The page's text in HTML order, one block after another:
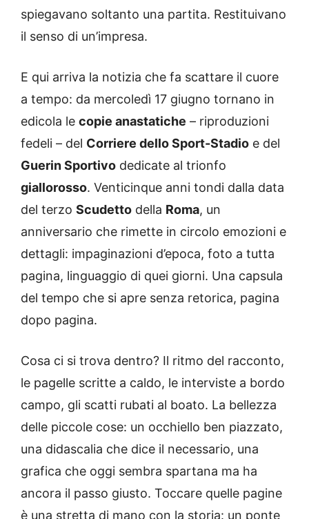
spiegavano soltanto una partita. Restituivano
il senso di un’impresa.
E qui arriva la notizia che fa scattare il cuore
a tempo: da mercoledì 17 giugno tornano in
edicola le copie anastatiche – riproduzioni
fedeli – del Corriere dello Sport-Stadio e del
Guerin Sportivo dedicate al trionfo
giallorosso. Venticinque anni tondi dalla data
del terzo Scudetto della Roma, un
anniversario che rimette in circolo emozioni e
dettagli: impaginazioni d’epoca, foto a tutta
pagina, linguaggio di quei giorni. Una capsula
del tempo che si apre senza retorica, pagina
dopo pagina.
Cosa ci si trova dentro? Il ritmo del racconto,
le pagelle scritte a caldo, le interviste a bordo
campo, gli scatti rubati al boato. La bellezza
delle piccole cose: un occhiello ben piazzato,
una didascalia che dice il necessario, una
grafica che oggi sembra spartana ma ha
ancora il passo giusto. Toccare quelle pagine
è una stretta di mano con la storia: un ponte